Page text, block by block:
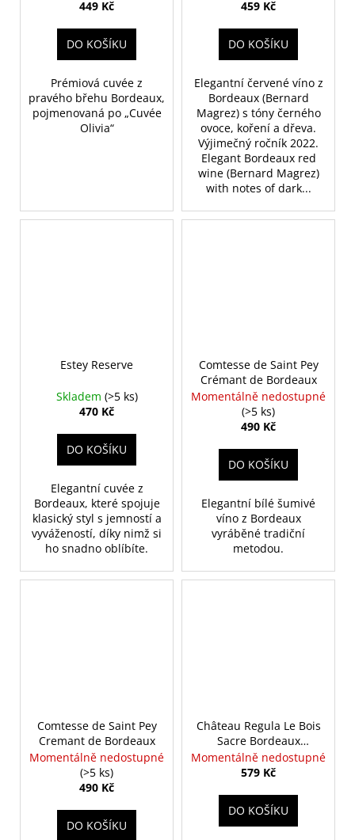
449 Kč
DO KOŠÍKU
Prémiová cuvée z
pravého břehu Bordeaux,
pojmenovaná po „Cuvée
Olivia“
Bordeaux
459 Kč
DO KOŠÍKU
Elegantní červené víno z
Bordeaux (Bernard
Magrez) s tóny černého
ovoce, koření a dřeva.
Výjimečný ročník 2022.
Elegant Bordeaux red
wine (Bernard Magrez)
with notes of dark...
Estey Reserve
Skladem (>5 ks)
470 Kč
DO KOŠÍKU
Elegantní cuvée z
Bordeaux, které spojuje
klasický styl s jemností a
vyvážeností, díky nimž si
ho snadno oblíbíte.
Comtesse de Saint Pey
Crémant de Bordeaux
Momentálně nedostupné
(>5 ks)
490 Kč
DO KOŠÍKU
Elegantní bílé šumivé
víno z Bordeaux
vyráběné tradiční
metodou.
Comtesse de Saint Pey
Cremant de Bordeaux
Momentálně nedostupné
(>5 ks)
490 Kč
DO KOŠÍKU
Château Regula Le Bois
Sacre Bordeaux
Superieur
Momentálně nedostupné
579 Kč
DO KOŠÍKU